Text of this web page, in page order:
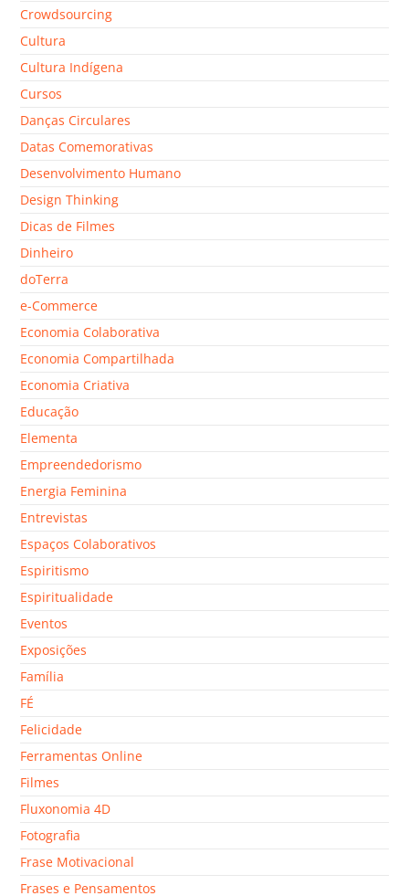
Crowdsourcing
Cultura
Cultura Indígena
Cursos
Danças Circulares
Datas Comemorativas
Desenvolvimento Humano
Design Thinking
Dicas de Filmes
Dinheiro
doTerra
e-Commerce
Economia Colaborativa
Economia Compartilhada
Economia Criativa
Educação
Elementa
Empreendedorismo
Energia Feminina
Entrevistas
Espaços Colaborativos
Espiritismo
Espiritualidade
Eventos
Exposições
Família
FÉ
Felicidade
Ferramentas Online
Filmes
Fluxonomia 4D
Fotografia
Frase Motivacional
Frases e Pensamentos